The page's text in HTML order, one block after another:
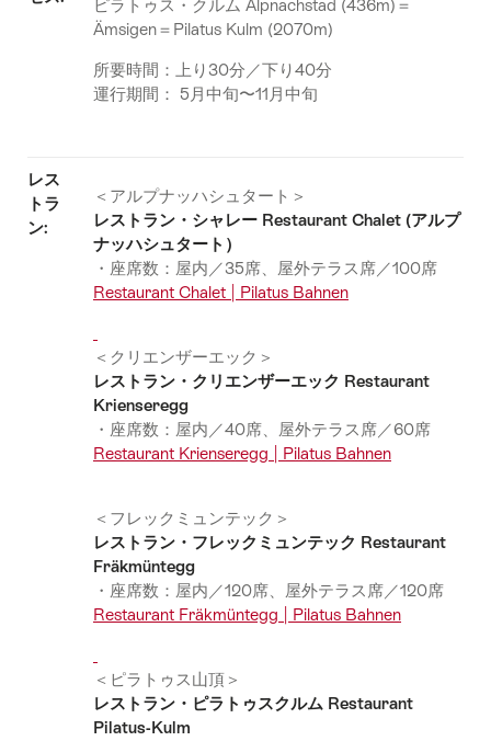
ピラトゥス・クルム Alpnachstad (436m)＝
Ämsigen＝Pilatus Kulm (2070m)
所要時間：上り30分／下り40分
運行期間： 5月中旬〜11月中旬
レス
トラ
ン:
＜アルプナッハシュタート＞
レストラン・シャレー Restaurant Chalet (アルプ
ナッハシュタート）
・座席数：屋内／35席、屋外テラス席／100席
Restaurant Chalet | Pilatus Bahnen
＜クリエンザーエック＞
レストラン・クリエンザーエック Restaurant
Krienseregg
・座席数：屋内／40席、屋外テラス席／60席
Restaurant Krienseregg | Pilatus Bahnen
＜フレックミュンテック＞
レストラン・フレックミュンテック Restaurant
Fräkmüntegg
・座席数：屋内／120席、屋外テラス席／120席
Restaurant Fräkmüntegg | Pilatus Bahnen
＜ピラトゥス山頂＞
レストラン・ピラトゥスクルム Restaurant
Pilatus-Kulm